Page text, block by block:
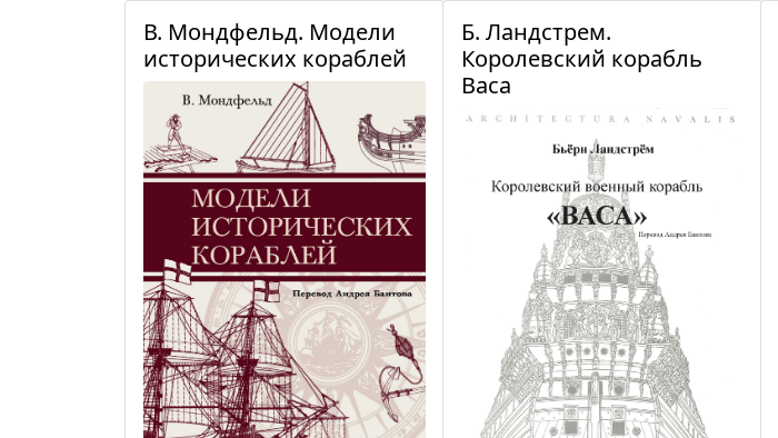
В. Мондфельд. Модели
исторических кораблей
Б. Ландстрем.
Королевский корабль
Васа